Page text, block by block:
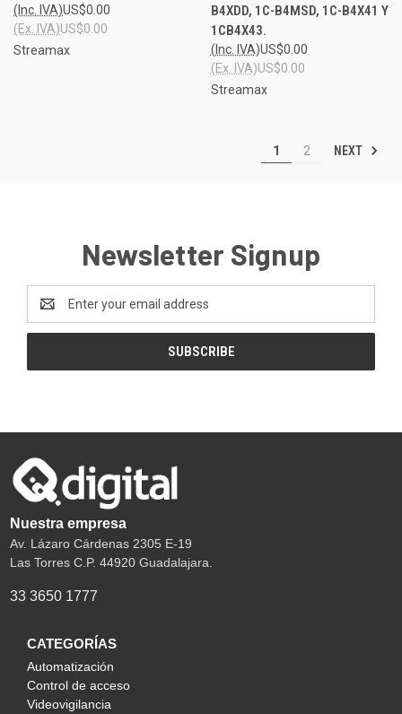
US$0.00
(Inc. IVA)
US$0.00
(Ex. IVA)
Streamax
B4XDD, 1C-B4MSD, 1C-B4X41 Y
1CB4X43.
US$0.00
(Inc. IVA)
US$0.00
(Ex. IVA)
Streamax
1 2 NEXT
Newsletter Signup
Address
Nuestra empresa
Av. Lázaro Cárdenas 2305 E-19
Las Torres C.P. 44920 Guadalajara.
33 3650 1777
CATEGORÍAS
Automatización
Control de acceso
Videovigilancia